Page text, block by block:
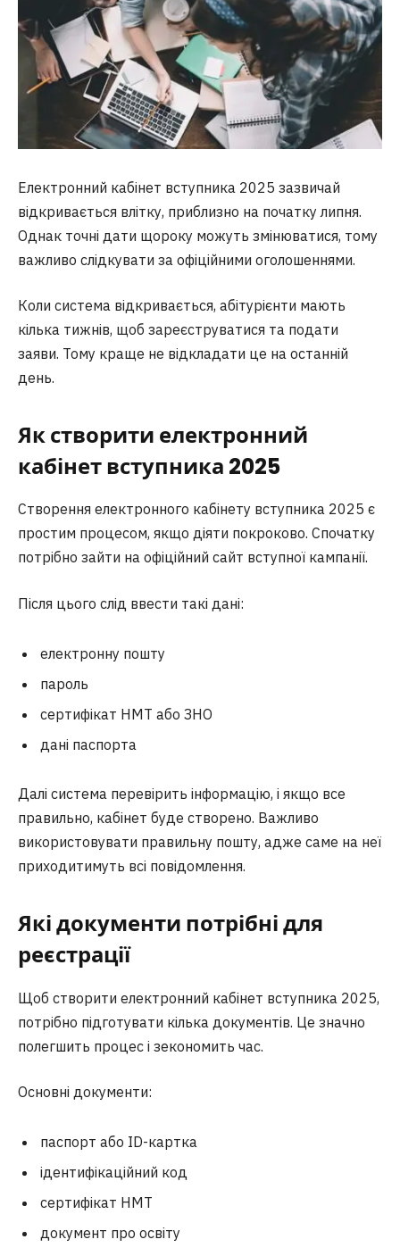
Електронний кабінет вступника 2025 зазвичай
відкривається влітку, приблизно на початку липня.
Однак точні дати щороку можуть змінюватися, тому
важливо слідкувати за офіційними оголошеннями.
Коли система відкривається, абітурієнти мають
кілька тижнів, щоб зареєструватися та подати
заяви. Тому краще не відкладати це на останній
день.
Як створити електронний
кабінет вступника 2025
Створення електронного кабінету вступника 2025 є
простим процесом, якщо діяти покроково. Спочатку
потрібно зайти на офіційний сайт вступної кампанії.
Після цього слід ввести такі дані:
електронну пошту
пароль
сертифікат НМТ або ЗНО
дані паспорта
Далі система перевірить інформацію, і якщо все
правильно, кабінет буде створено. Важливо
використовувати правильну пошту, адже саме на неї
приходитимуть всі повідомлення.
Які документи потрібні для
реєстрації
Щоб створити електронний кабінет вступника 2025,
потрібно підготувати кілька документів. Це значно
полегшить процес і зекономить час.
Основні документи:
паспорт або ID-картка
ідентифікаційний код
сертифікат НМТ
документ про освіту